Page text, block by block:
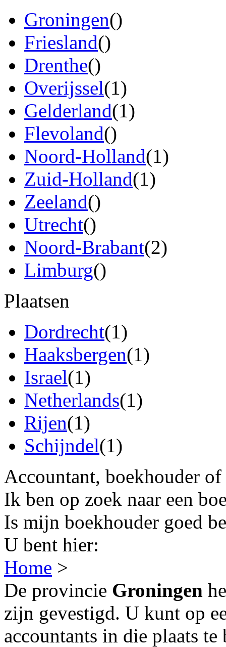
Groningen()
Friesland()
Drenthe()
Overijssel(1)
Gelderland(1)
Flevoland()
Noord-Holland(1)
Zuid-Holland(1)
Zeeland()
Utrecht()
Noord-Brabant(2)
Limburg()
Plaatsen
Dordrecht(1)
Haaksbergen(1)
Israel(1)
Netherlands(1)
Rijen(1)
Schijndel(1)
Accountant, boekhouder
Ik ben op zoek naar een
Is mijn boekhouder goed
U bent hier:
Home >
De provincie Groningen
zijn gevestigd. U kunt op
accountants in die plaats